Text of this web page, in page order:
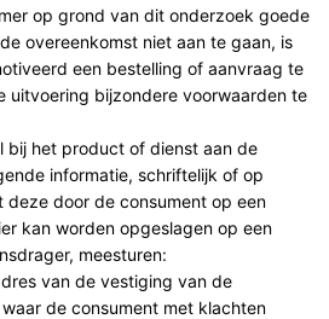
op grond van dit onderzoek goede
overeenkomst niet aan te gaan, is
een bestelling of aanvraag te
uitvoering bijzondere voorwaarden te
bij het product of dienst aan de
informatie, schriftelijk of op
deze door de consument op een
kan worden opgeslagen op een
meesturen:
van de vestiging van de
de consument met klachten